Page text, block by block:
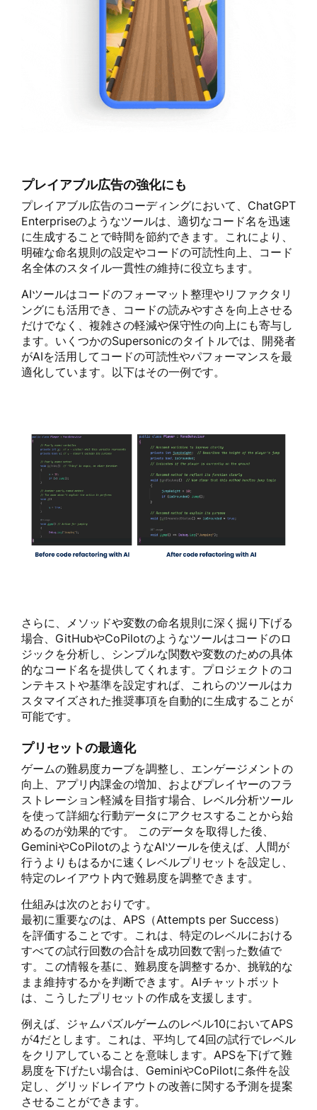
プレイアブル広告の強化にも
プレイアブル広告のコーディングにおいて、ChatGPT
Enterpriseのようなツールは、適切なコード名を迅速
に生成することで時間を節約できます。これにより、
明確な命名規則の設定やコードの可読性向上、コード
名全体のスタイル一貫性の維持に役立ちます。
AIツールはコードのフォーマット整理やリファクタリ
ングにも活用でき、コードの読みやすさを向上させる
だけでなく、複雑さの軽減や保守性の向上にも寄与し
ます。いくつかのSupersonicのタイトルでは、開発者
がAIを活用してコードの可読性やパフォーマンスを最
適化しています。以下はその一例です。
さらに、メソッドや変数の命名規則に深く掘り下げる
場合、GitHubやCoPilotのようなツールはコードのロ
ジックを分析し、シンプルな関数や変数のための具体
的なコード名を提供してくれます。プロジェクトのコ
ンテキストや基準を設定すれば、これらのツールはカ
スタマイズされた推奨事項を自動的に生成することが
可能です。
プリセットの最適化
ゲームの難易度カーブを調整し、エンゲージメントの
向上、アプリ内課金の増加、およびプレイヤーのフラ
ストレーション軽減を目指す場合、レベル分析ツール
を使って詳細な行動データにアクセスすることから始
めるのが効果的です。 このデータを取得した後、
GeminiやCoPilotのようなAIツールを使えば、人間が
行うよりもはるかに速くレベルプリセットを設定し、
特定のレイアウト内で難易度を調整できます。
仕組みは次のとおりです。
最初に重要なのは、APS（Attempts per Success）
を評価することです。これは、特定のレベルにおける
すべての試行回数の合計を成功回数で割った数値で
す。この情報を基に、難易度を調整するか、挑戦的な
まま維持するかを判断できます。AIチャットボット
は、こうしたプリセットの作成を支援します。
例えば、ジャムパズルゲームのレベル10においてAPS
が4だとします。これは、平均して4回の試行でレベル
をクリアしていることを意味します。APSを下げて難
易度を下げたい場合は、GeminiやCoPilotに条件を設
定し、グリッドレイアウトの改善に関する予測を提案
させることができます。